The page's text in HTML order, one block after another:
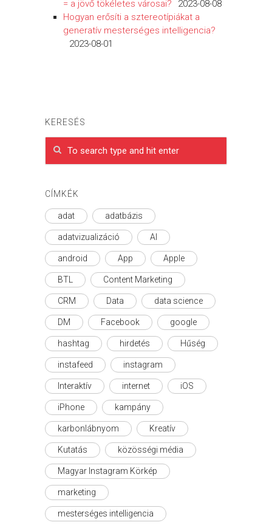
= a jövő tökéletes városai?
2023-08-08
Hogyan erősíti a sztereotípiákat a
generatív mesterséges intelligencia?
2023-08-01
KERESÉS
CÍMKÉK
adat adatbázis
adatvizualizáció AI
android App Apple
BTL Content Marketing
CRM Data data science
DM Facebook google
hashtag hirdetés Hűség
instafeed instagram
Interaktív internet iOS
iPhone kampány
karbonlábnyom Kreatív
Kutatás közösségi média
Magyar Instagram Körkép
marketing
mesterséges intelligencia